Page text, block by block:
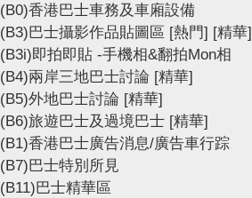
(B0)香港巴士車務及車廂設備
(B3)巴士攝影作品貼圖區 [熱門] [精華]
(B3i)即拍即貼 -手機相&翻拍Mon相
(B4)兩岸三地巴士討論 [精華]
(B5)外地巴士討論 [精華]
(B6)旅遊巴士及過境巴士 [精華]
(B1)香港巴士廣告消息/廣告車行踪
(B7)巴士特別所見
(B11)巴士精華區